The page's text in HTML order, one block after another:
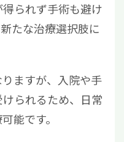
られず手術も避け
たな治療選択肢に
ますが、入院や手
られるため、日常
能です。